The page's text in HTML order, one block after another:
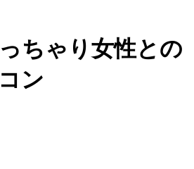
ちゃり女性との
ン